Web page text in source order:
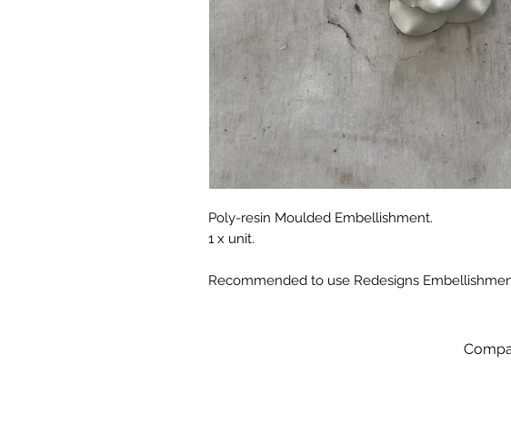
Poly-resin Moulded Embellishment.
1 x unit.
Recommended to use Redesigns